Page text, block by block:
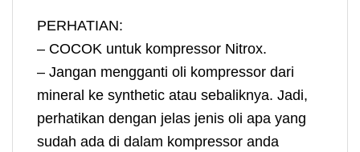
PERHATIAN:
– COCOK untuk kompressor Nitrox.
– Jangan mengganti oli kompressor dari
mineral ke synthetic atau sebaliknya. Jadi,
perhatikan dengan jelas jenis oli apa yang
sudah ada di dalam kompressor anda